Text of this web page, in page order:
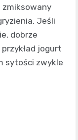
zmiksowany
Jeśli
dobrze
przykład jogurt
sytości zwykle